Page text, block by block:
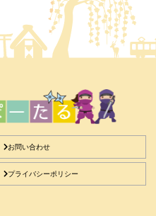
お問い合わせ
プライバシーポリシー